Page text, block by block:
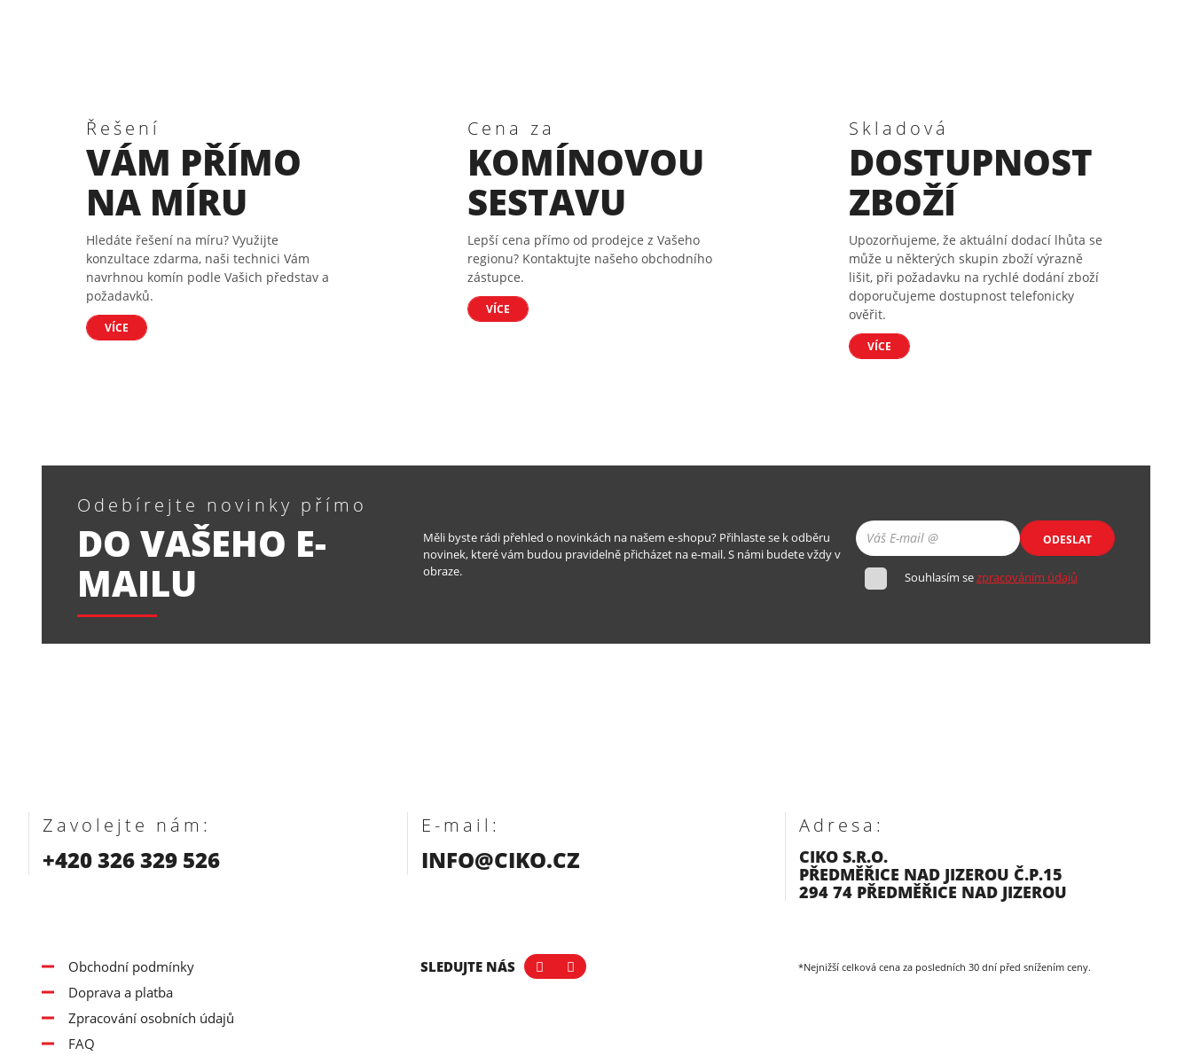
Řešení
VÁM PŘÍMO
NA MÍRU
Hledáte řešení na míru? Využijte
konzultace zdarma, naši technici Vám
navrhnou komín podle Vašich představ a
požadavků.
VÍCE
Cena za
KOMÍNOVOU
SESTAVU
Lepší cena přímo od prodejce z Vašeho
regionu? Kontaktujte našeho obchodního
zástupce.
VÍCE
Skladová
DOSTUPNOST
ZBOŽÍ
Upozorňujeme, že aktuální dodací lhůta se
může u některých skupin zboží výrazně
lišit, při požadavku na rychlé dodání zboží
doporučujeme dostupnost telefonicky
ověřit.
VÍCE
Odebírejte novinky přímo
DO VAŠEHO E-
MAILU
Měli byste rádi přehled o novinkách na našem e-shopu? Přihlaste se k odběru
novinek, které vám budou pravidelně přicházet na e-mail. S námi budete vždy v
obraze.
ODESLAT
Souhlasím sezpracováním údajů
Zavolejte nám:
+420 326 329 526
E-mail:
INFO@CIKO.CZ
Adresa:
CIKO S.R.O.
PŘEDMĚŘICE NAD JIZEROU Č.P.15
294 74 PŘEDMĚŘICE NAD JIZEROU
Obchodní podmínky
Doprava a platba
Zpracování osobních údajů
FAQ
SLEDUJTE NÁS *Nejnižší celková cena za posledních 30 dní před snížením ceny.